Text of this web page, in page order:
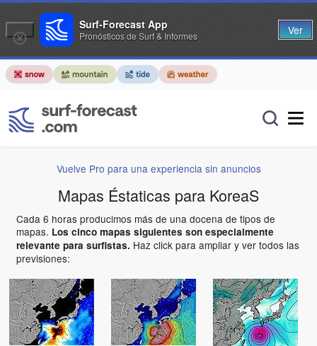
Vuelve Pro para una experiencia sin anuncios
Mapas Éstaticas para KoreaS
Cada 6 horas producimos más de una docena de tipos de
mapas. Los cinco mapas siguientes son especialmente
relevante para surfistas. Haz click para ampliar y ver todos las
previsiones:
Surf-Forecast App
Pronósticos de Surf & Informes Ver